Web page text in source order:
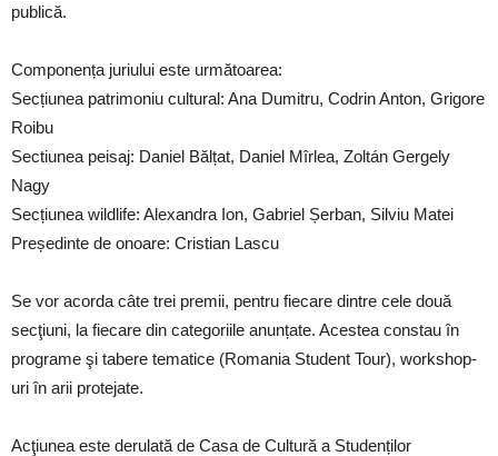
publică.
Componența juriului este următoarea:
Secțiunea patrimoniu cultural: Ana Dumitru, Codrin Anton, Grigore
Roibu
Sectiunea peisaj: Daniel Bălțat, Daniel Mîrlea, Zoltán Gergely
Nagy
Secțiunea wildlife: Alexandra Ion, Gabriel Șerban, Silviu Matei
Președinte de onoare: Cristian Lascu
Se vor acorda câte trei premii, pentru fiecare dintre cele două
secţiuni, la fiecare din categoriile anunțate. Acestea constau în
programe şi tabere tematice (Romania Student Tour), workshop-
uri în arii protejate.
Acţiunea este derulată de Casa de Cultură a Studenților